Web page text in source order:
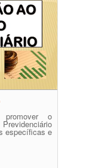
o
específicas e